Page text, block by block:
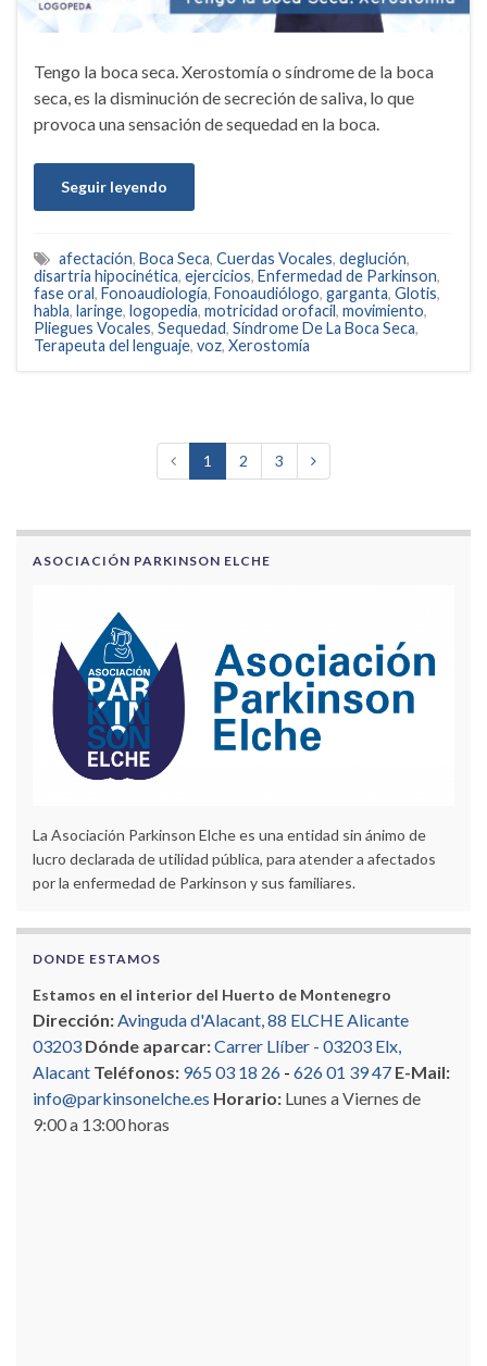
Tengo la boca seca. Xerostomía o síndrome de la boca
seca, es la disminución de secreción de saliva, lo que
provoca una sensación de sequedad en la boca.
Seguir leyendo
afectación, Boca Seca, Cuerdas Vocales, deglución,
disartria hipocinética, ejercicios, Enfermedad de Parkinson,
fase oral, Fonoaudiología, Fonoaudiólogo, garganta, Glotis,
habla, laringe, logopedia, motricidad orofacil, movimiento,
Pliegues Vocales, Sequedad, Síndrome De La Boca Seca,
Terapeuta del lenguaje, voz, Xerostomía
1 2 3
ASOCIACIÓN PARKINSON ELCHE
La Asociación Parkinson Elche es una entidad sin ánimo de
lucro declarada de utilidad pública, para atender a afectados
por la enfermedad de Parkinson y sus familiares.
DONDE ESTAMOS
Estamos en el interior del Huerto de Montenegro
Dirección:Avinguda d'Alacant, 88 ELCHE Alicante
03203 Dónde aparcar:Carrer Llíber - 03203 Elx,
Alacant Teléfonos: 965 03 18 26 - 626 01 39 47 E-Mail:
info@parkinsonelche.es Horario: Lunes a Viernes de
9:00 a 13:00 horas